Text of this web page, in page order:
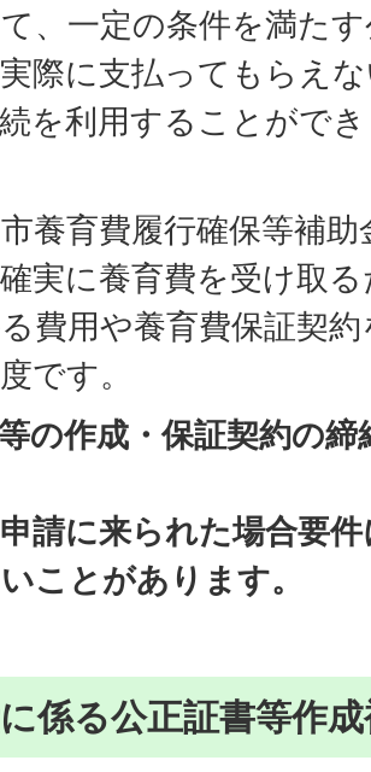
、一定の条件を満た
際に支払ってもらえ
を利用することがで
養育費履行確保等補
実に養育費を受け取
費用や養育費保証契
です。
の作成・保証契約の
請に来られた場合要
ことがあります。
係る公正証書等作